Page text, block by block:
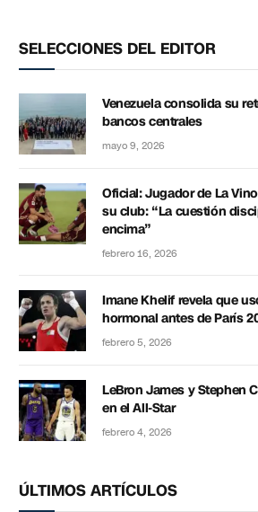
SELECCIONES DEL EDITOR
Venezuela consolida su
bancos centrales
mayo 9, 2026
Oficial: Jugador de La
su club: “La cuestión
encima”
febrero 16, 2026
Imane Khelif revela que
hormonal antes de París
febrero 5, 2026
LeBron James y Stephen
en el All-Star
febrero 4, 2026
ÚLTIMOS ARTÍCULOS